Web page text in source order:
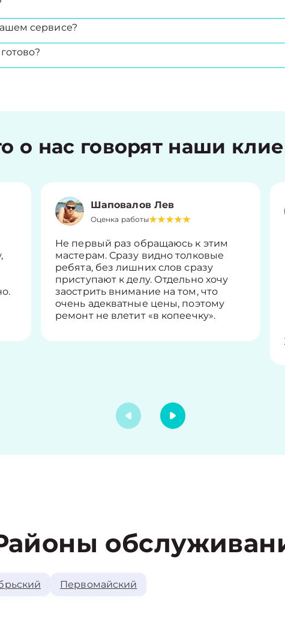
сервисе?
о нас говорят наши
Шаповалов Лев
Оценка работы
Не первый раз обращаюсь к этим
мастерам. Сразу видно толковые
ребята, без лишних слов сразу
приступают к делу. Отдельно хочу
заострить внимание на том, что
очень адекватные цены, поэтому
ремонт не влетит «в копеечку».
Первомайский